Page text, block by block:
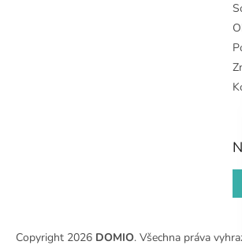
Copyright 2026 DOMIO. Všechna práva